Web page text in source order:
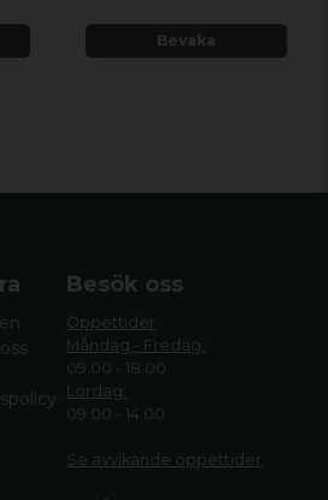
Bevaka
Besök oss
Öppettider
Måndag - Fredag:
09.00 - 18.00
Lördag:
09.00 - 14.00
Se avvikande öppettider